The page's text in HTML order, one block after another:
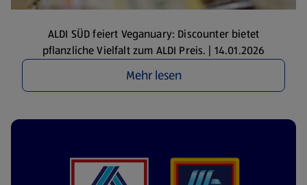
ALDI SÜD feiert Veganuary: Discounter bietet
pflanzliche Vielfalt zum ALDI Preis. | 14.01.2026
Mehr lesen